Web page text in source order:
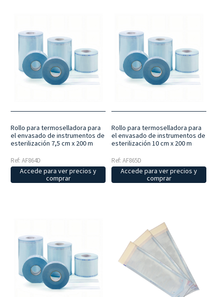
Rollo para termoselladora para
el envasado de instrumentos de
esterilización 7,5 cm x 200 m
Ref: AF864D
Accede para ver precios y
comprar
Rollo para termoselladora para
el envasado de instrumentos de
esterilización 10 cm x 200 m
Ref: AF865D
Accede para ver precios y
comprar